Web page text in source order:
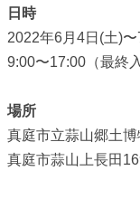
日時
2022年6月4日(土)〜
9:00〜17:00（最終
場所
真庭市立蒜山郷土
真庭市蒜山上長田